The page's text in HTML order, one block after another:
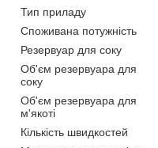
Тип приладу
Споживана потужність
Резервуар для соку
Об'єм резервуара для
соку
Об'єм резервуара для
м'якоті
Кількість швидкостей